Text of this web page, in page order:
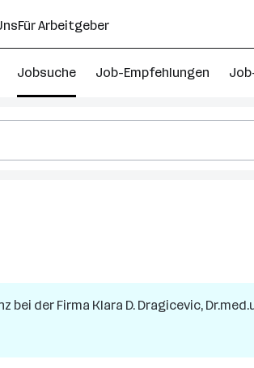
Für Arbeitgeber
Jobsuche Job-Empfehlungen
bei der Firma Klara D. Dragicevic,